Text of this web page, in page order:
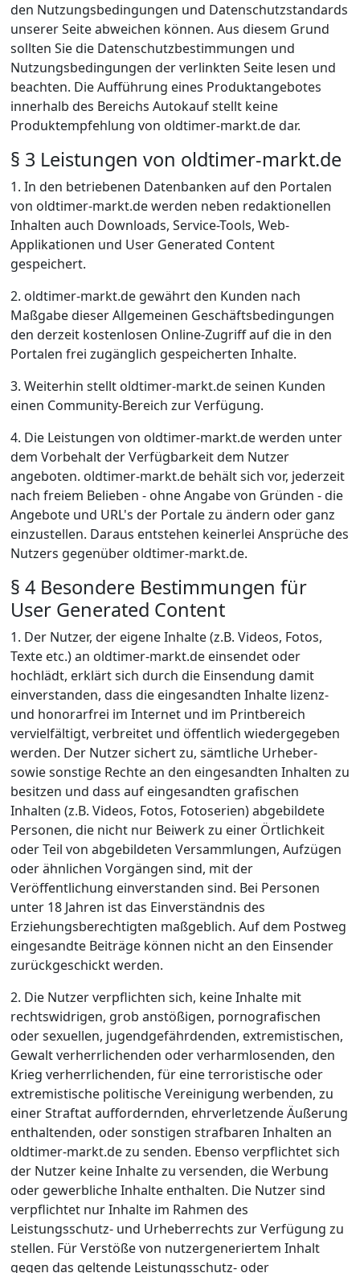
den Nutzungsbedingungen und Datenschutzstandards
unserer Seite abweichen können. Aus diesem Grund
sollten Sie die Datenschutzbestimmungen und
Nutzungsbedingungen der verlinkten Seite lesen und
beachten. Die Aufführung eines Produktangebotes
innerhalb des Bereichs Autokauf stellt keine
Produktempfehlung von oldtimer-markt.de dar.
§ 3 Leistungen von oldtimer-markt.de
1. In den betriebenen Datenbanken auf den Portalen
von oldtimer-markt.de werden neben redaktionellen
Inhalten auch Downloads, Service-Tools, Web-
Applikationen und User Generated Content
gespeichert.
2. oldtimer-markt.de gewährt den Kunden nach
Maßgabe dieser Allgemeinen Geschäftsbedingungen
den derzeit kostenlosen Online-Zugriff auf die in den
Portalen frei zugänglich gespeicherten Inhalte.
3. Weiterhin stellt oldtimer-markt.de seinen Kunden
einen Community-Bereich zur Verfügung.
4. Die Leistungen von oldtimer-markt.de werden unter
dem Vorbehalt der Verfügbarkeit dem Nutzer
angeboten. oldtimer-markt.de behält sich vor, jederzeit
nach freiem Belieben - ohne Angabe von Gründen - die
Angebote und URL's der Portale zu ändern oder ganz
einzustellen. Daraus entstehen keinerlei Ansprüche des
Nutzers gegenüber oldtimer-markt.de.
§ 4 Besondere Bestimmungen für
User Generated Content
1. Der Nutzer, der eigene Inhalte (z.B. Videos, Fotos,
Texte etc.) an oldtimer-markt.de einsendet oder
hochlädt, erklärt sich durch die Einsendung damit
einverstanden, dass die eingesandten Inhalte lizenz-
und honorarfrei im Internet und im Printbereich
vervielfältigt, verbreitet und öffentlich wiedergegeben
werden. Der Nutzer sichert zu, sämtliche Urheber-
sowie sonstige Rechte an den eingesandten Inhalten zu
besitzen und dass auf eingesandten grafischen
Inhalten (z.B. Videos, Fotos, Fotoserien) abgebildete
Personen, die nicht nur Beiwerk zu einer Örtlichkeit
oder Teil von abgebildeten Versammlungen, Aufzügen
oder ähnlichen Vorgängen sind, mit der
Veröffentlichung einverstanden sind. Bei Personen
unter 18 Jahren ist das Einverständnis des
Erziehungsberechtigten maßgeblich. Auf dem Postweg
eingesandte Beiträge können nicht an den Einsender
zurückgeschickt werden.
2. Die Nutzer verpflichten sich, keine Inhalte mit
rechtswidrigen, grob anstößigen, pornografischen
oder sexuellen, jugendgefährdenden, extremistischen,
Gewalt verherrlichenden oder verharmlosenden, den
Krieg verherrlichenden, für eine terroristische oder
extremistische politische Vereinigung werbenden, zu
einer Straftat auffordernden, ehrverletzende Äußerung
enthaltenden, oder sonstigen strafbaren Inhalten an
oldtimer-markt.de zu senden. Ebenso verpflichtet sich
der Nutzer keine Inhalte zu versenden, die Werbung
oder gewerbliche Inhalte enthalten. Die Nutzer sind
verpflichtet nur Inhalte im Rahmen des
Leistungsschutz- und Urheberrechts zur Verfügung zu
stellen. Für Verstöße von nutzergeneriertem Inhalt
gegen das geltende Leistungsschutz- oder